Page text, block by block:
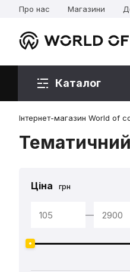
Про нас Магазини
Каталог
Інтернет-магазин World of
Ціна грн
—